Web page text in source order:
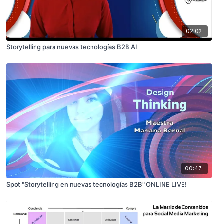
02:02
Storytelling para nuevas tecnologías B2B AI
00:47
Spot "Storytelling en nuevas tecnologías B2B" ONLINE LIVE!